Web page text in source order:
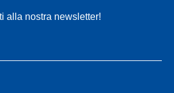
alla nostra newsletter!